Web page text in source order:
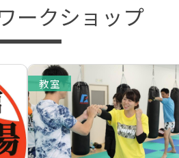
ークショップ
教室